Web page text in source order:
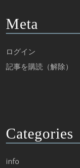
Meta
ログイン
記事を購読（解除）
Categories
info